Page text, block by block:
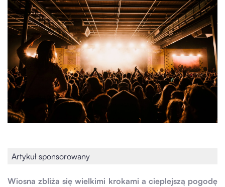
Artykuł sponsorowany
Wiosna zbliża się wielkimi krokami a cieplejszą pogodę